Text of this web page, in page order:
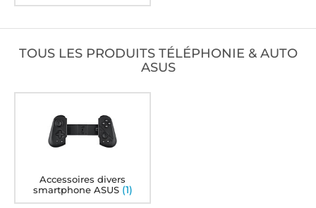
TOUS LES PRODUITS TÉLÉPHONIE & AUTO
ASUS
Accessoires divers
smartphone ASUS (1)